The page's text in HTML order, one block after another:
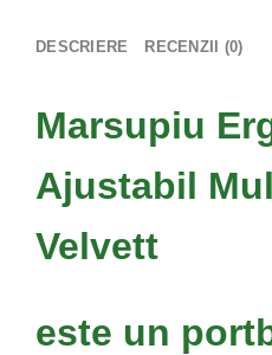
DESCRIERE RECENZII (0)
Marsupiu
Ajustabil
Velvett
este un